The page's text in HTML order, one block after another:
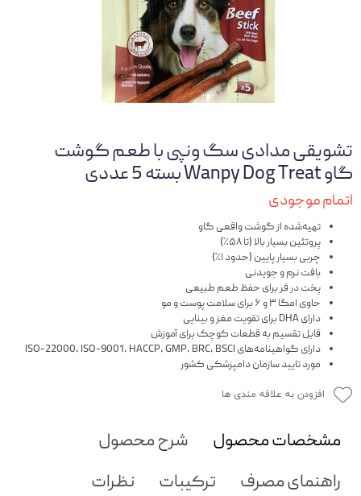
تشویقی مدادی سگ ونپی با طعم گوشت
گاو Wanpy Dog Treat بسته 5 عددی
اتمام موجودی
تهیه‌شده از گوشت واقعی گاو
پروتئین بسیار بالا (تا ۵۸٪)
چربی بسیار پایین (حدود ۱٪)
بافت نرم و جویدنی
پخت در فر برای حفظ طعم طبیعی
حاوی امگا ۳ و ۶ برای سلامت پوست و مو
دارای DHA برای تقویت مغز و بینایی
قابل تقسیم به قطعات کوچک برای آموزش
دارای گواهینامه‌های ISO-22000، ISO-9001، HACCP، GMP، BRC، BSCI
مورد تایید سازمان دامپزشکی کشور
افزودن به علاقه مندی ها
مشخصات محصول
شرح محصول
راهنمای مصرف
ترکیبات نظرات